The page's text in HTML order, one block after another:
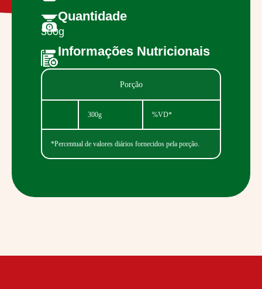
Quantidade
300g
Informações Nutricionais
Porção
300g %VD*
*Percentual de valores diários fornecidos pela porção.